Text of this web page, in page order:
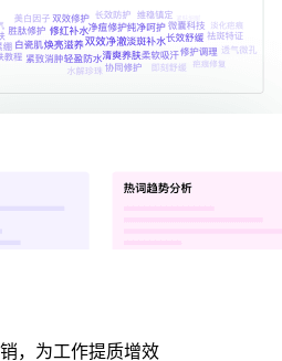
，为工作提质增效